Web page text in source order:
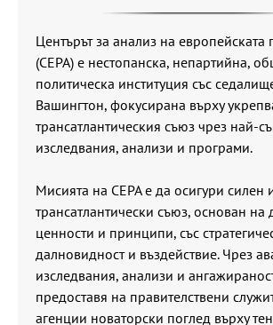
Центърът за анализ на европейската
(CEPA) е нестопанска, непартийна,
политическа институция със
Вашингтон, фокусирана върху
трансатлантическия съюз чрез най-
изследвания, анализи и програми.
Мисията на CEPA е да осигури силен
трансатлантически съюз, основан на
ценности и принципи, със
далновидност и въздействие. Чрез
изследвания, анализи и
предоставя на правителствени
агенции новаторски поглед върху